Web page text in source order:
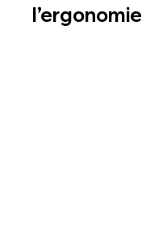
l’ergonomie